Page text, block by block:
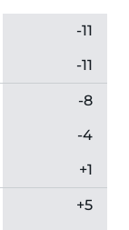
-11
-11
-8
-4
+1
+5